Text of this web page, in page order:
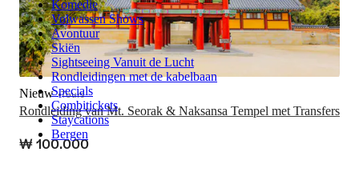
Komedie
Volwassen Shows
Avontuur
Skiën
Sightseeing Vanuit de Lucht
Rondleidingen met de kabelbaan
Specials
Combitickets
Staycations
Bergen
Rondleiding van Mt. Seorak & Naksansa Tempel met Transfers
Nieuw Tours
₩ 100.000